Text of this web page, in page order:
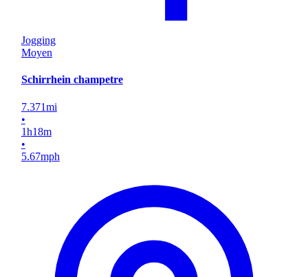
Jogging
Moyen
Schirrhein champetre
7.371mi
•
1h18m
•
5.67mph